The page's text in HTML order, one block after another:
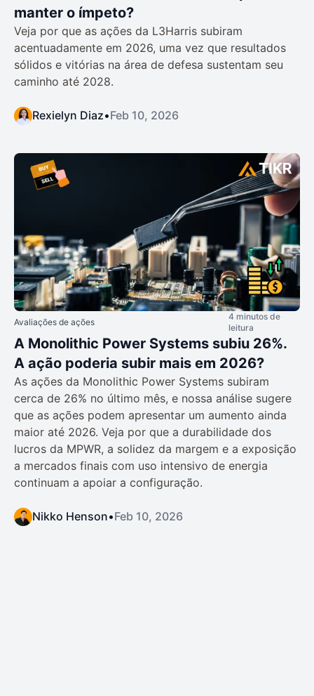
manter o ímpeto?
Veja por que as ações da L3Harris subiram
acentuadamente em 2026, uma vez que resultados
sólidos e vitórias na área de defesa sustentam seu
caminho até 2028.
Rexielyn Diaz•Feb 10, 2026
Avaliações de ações
4 minutos de
leitura
A Monolithic Power Systems subiu 26%.
A ação poderia subir mais em 2026?
As ações da Monolithic Power Systems subiram
cerca de 26% no último mês, e nossa análise sugere
que as ações podem apresentar um aumento ainda
maior até 2026. Veja por que a durabilidade dos
lucros da MPWR, a solidez da margem e a exposição
a mercados finais com uso intensivo de energia
continuam a apoiar a configuração.
Nikko Henson•Feb 10, 2026